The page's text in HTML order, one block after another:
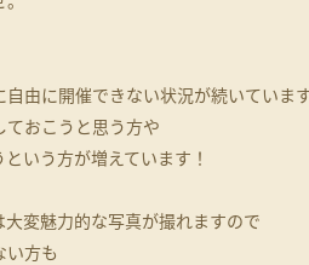
由に開催できない状況が続いています
おこうと思う方や
いう方が増えています！
変魅力的な写真が撮れますので
い方も